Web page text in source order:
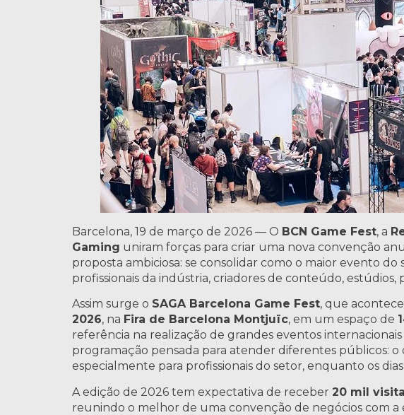
Barcelona, 19 de março de 2026 — O BCN Game Fest, a
Gaming uniram forças para criar uma nova convenção
proposta ambiciosa: se consolidar como o maior evento
profissionais da indústria, criadores de conteúdo, estúdios,
Assim surge o SAGA Barcelona Game Fest, que
2026, na Fira de Barcelona Montjuïc, em um espaço de
referência na realização de grandes eventos
programação pensada para atender diferentes públicos: o
especialmente para profissionais do setor, enquanto os dias
A edição de 2026 tem expectativa de receber 20 mil
reunindo o melhor de uma convenção de negócios com